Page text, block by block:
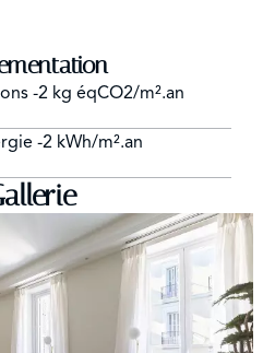
-2 kg éqCO2/m².an
-2 kWh/m².an